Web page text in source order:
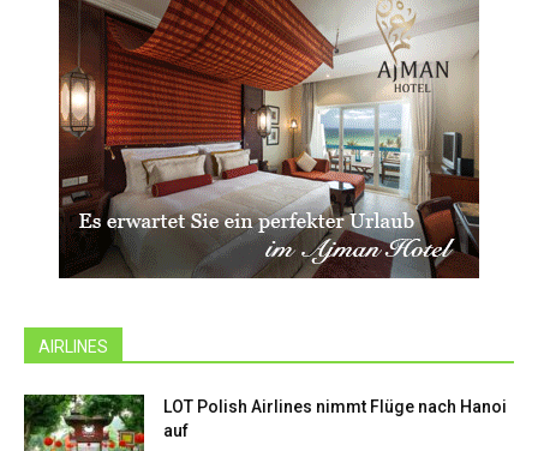
AIRLINES
LOT Polish Airlines nimmt Flüge nach Hanoi
auf